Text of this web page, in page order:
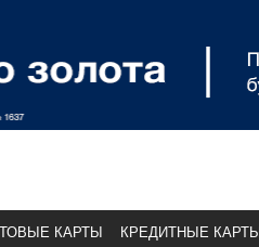
КАРТЫ КРЕДИТНЫЕ КАРТЫ